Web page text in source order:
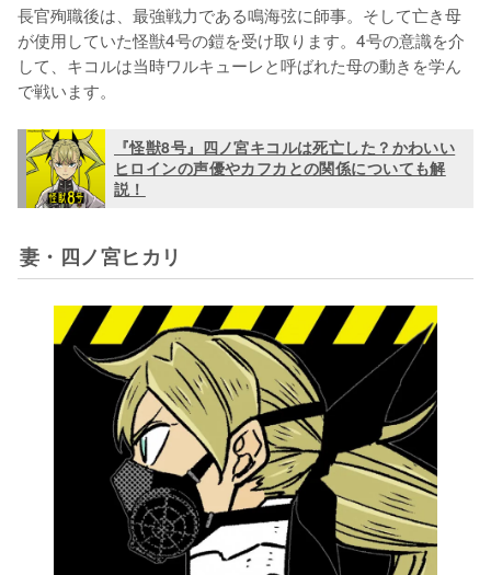
長官殉職後は、最強戦力である鳴海弦に師事。そして亡き母
が使用していた怪獣4号の鎧を受け取ります。4号の意識を介
して、キコルは当時ワルキューレと呼ばれた母の動きを学ん
で戦います。
『怪獣8号』四ノ宮キコルは死亡した？かわいい
ヒロインの声優やカフカとの関係についても解
説！
妻・四ノ宮ヒカリ